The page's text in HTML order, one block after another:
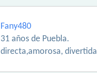
Fany480
31 años de Puebla.
directa,amorosa,